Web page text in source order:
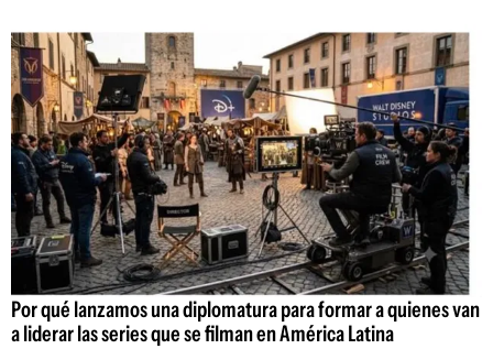
Por qué lanzamos una diplomatura para formar a quienes van
a liderar las series que se filman en América Latina